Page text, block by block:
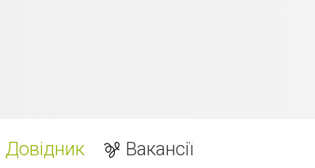
Довідник Вакансії